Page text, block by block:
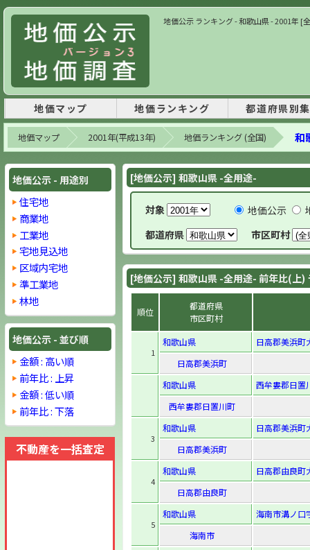
地価公示 ランキング - 和歌山県 - 2001年 [
地価マップ 地価ランキング 都道府県別
地価マップ 2001年(平成13年) 地価ランキング (全国) 和
地価公示 - 用途別
住宅地
商業地
工業地
宅地見込地
区域内宅地
準工業地
林地
地価公示 - 並び順
金額 : 高い順
前年比 : 上昇
金額 : 低い順
前年比 : 下落
不動産を一括査定
[地価公示] 和歌山県 -全用途-
対象 地価公示
都道府県
市区町村
[地価公示] 和歌山県 -全用途- 前年比(上)
順位
都道府県
市区町村
1
和歌山県
日高郡美浜町
日高郡美浜町
和歌山県
西牟婁郡日置
西牟婁郡日置川町
3
和歌山県
日高郡美浜町
日高郡美浜町
4
和歌山県
日高郡由良町
日高郡由良町
5
和歌山県
海南市溝ノ口
海南市